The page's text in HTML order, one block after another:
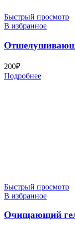
Быстрый просмотр
В избранное
200₽
Подробнее
Быстрый просмотр
В избранное
Очищающий